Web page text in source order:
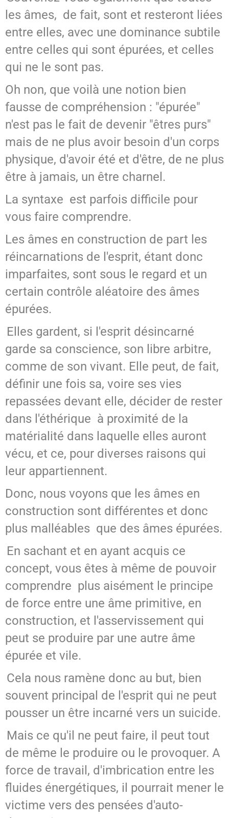
les âmes, de fait, sont et resteront liées
entre elles, avec une dominance subtile
entre celles qui sont épurées, et celles
qui ne le sont pas.
Oh non, que voilà une notion bien
fausse de compréhension : "épurée"
n'est pas le fait de devenir "êtres purs"
mais de ne plus avoir besoin d'un corps
physique, d'avoir été et d'être, de ne plus
être à jamais, un être charnel.
La syntaxe est parfois difficile pour
vous faire comprendre.
Les âmes en construction de part les
réincarnations de l'esprit, étant donc
imparfaites, sont sous le regard et un
certain contrôle aléatoire des âmes
épurées.
Elles gardent, si l'esprit désincarné
garde sa conscience, son libre arbitre,
comme de son vivant. Elle peut, de fait,
définir une fois sa, voire ses vies
repassées devant elle, décider de rester
dans l'éthérique à proximité de la
matérialité dans laquelle elles auront
vécu, et ce, pour diverses raisons qui
leur appartiennent.
Donc, nous voyons que les âmes en
construction sont différentes et donc
plus malléables que des âmes épurées.
En sachant et en ayant acquis ce
concept, vous êtes à même de pouvoir
comprendre plus aisément le principe
de force entre une âme primitive, en
construction, et l'asservissement qui
peut se produire par une autre âme
épurée et vile.
Cela nous ramène donc au but, bien
souvent principal de l'esprit qui ne peut
pousser un être incarné vers un suicide.
Mais ce qu'il ne peut faire, il peut tout
de même le produire ou le provoquer. A
force de travail, d'imbrication entre les
fluides énergétiques, il pourrait mener le
victime vers des pensées d'auto-